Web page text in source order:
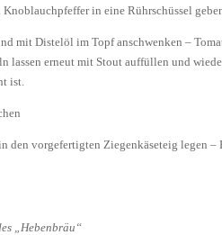
in eine Rührschüssel
mit Distelöl im Topf anschwenken –
lassen erneut mit Stout auffüllen und
ist.
vorgefertigten Ziegenkäseteig legen
„Hebenbräu“